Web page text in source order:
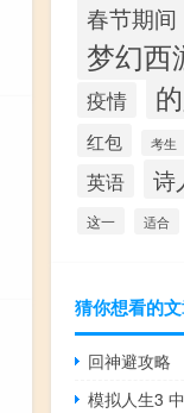
春节期间
梦幻西
疫情
红包
考生
英语 诗
这一 适合
猜你想看的
回神避攻略
模拟人生3